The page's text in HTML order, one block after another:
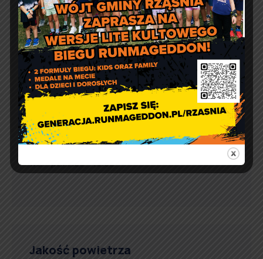
ul. 1 Maja 37
98 – 332 Rząśnia
e-doręczenia:AE:PL-57726-56911-GBSAJ-23
adres email:gmina@rzasnia.pl
tel. 44 631-71-22 (biuro podawcze)
Godziny otwarcia Urzędu:
pon.: 9:00 – 17:00
wt. – pt.: 7:30 – 15:30
Jakość powietrza